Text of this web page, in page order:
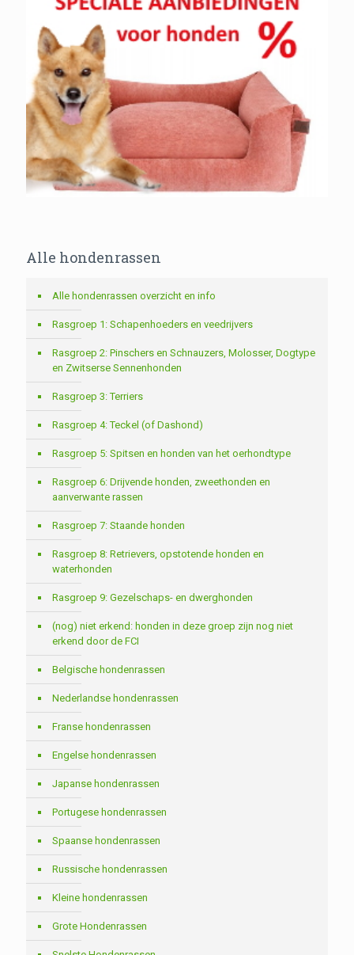
Alle hondenrassen
Alle hondenrassen overzicht en info
Rasgroep 1: Schapenhoeders en veedrijvers
Rasgroep 2: Pinschers en Schnauzers, Molosser, Dogtype
en Zwitserse Sennenhonden
Rasgroep 3: Terriers
Rasgroep 4: Teckel (of Dashond)
Rasgroep 5: Spitsen en honden van het oerhondtype
Rasgroep 6: Drijvende honden, zweethonden en
aanverwante rassen
Rasgroep 7: Staande honden
Rasgroep 8: Retrievers, opstotende honden en
waterhonden
Rasgroep 9: Gezelschaps- en dwerghonden
(nog) niet erkend: honden in deze groep zijn nog niet
erkend door de FCI
Belgische hondenrassen
Nederlandse hondenrassen
Franse hondenrassen
Engelse hondenrassen
Japanse hondenrassen
Portugese hondenrassen
Spaanse hondenrassen
Russische hondenrassen
Kleine hondenrassen
Grote Hondenrassen